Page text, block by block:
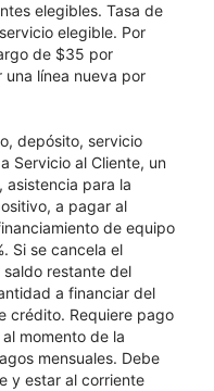
elegibles. Tasa de
elegible. Por
de $35 por
línea nueva por
depósito, servicio
Servicio al Cliente, un
para la
a pagar al
de equipo
Si se cancela el
restante del
a financiar del
crédito. Requiere pago
momento de la
mensuales. Debe
y estar al corriente